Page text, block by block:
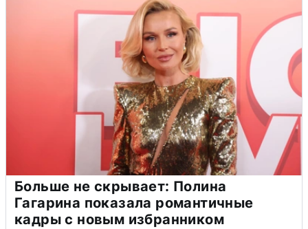
Больше не скрывает: Полина
Гагарина показала романтичные
кадры с новым избранником